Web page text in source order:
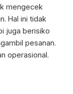
mengecek
Hal ini tidak
juga berisiko
pesanan.
operasional.